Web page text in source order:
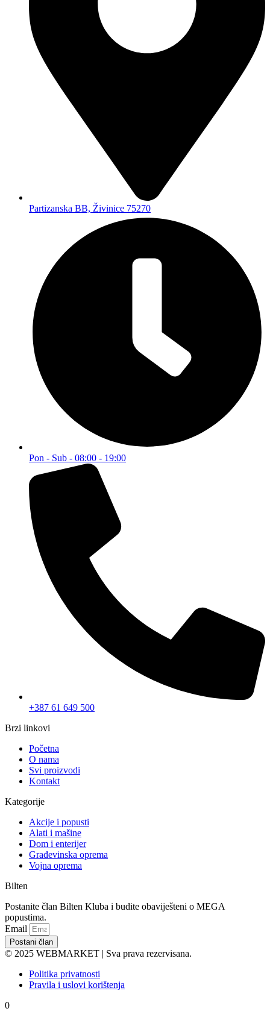
Partizanska BB, Živinice 75270
Pon - Sub - 08:00 - 19:00
+387 61 649 500
Brzi linkovi
Početna
O nama
Svi proizvodi
Kontakt
Kategorije
Akcije i popusti
Alati i mašine
Dom i enterijer
Građevinska oprema
Vojna oprema
Bilten
Postanite član Bilten Kluba i budite obaviješteni o MEGA
popustima.
Email
Postani član
© 2025 WEBMARKET | Sva prava rezervisana.
Politika privatnosti
Pravila i uslovi korištenja
0